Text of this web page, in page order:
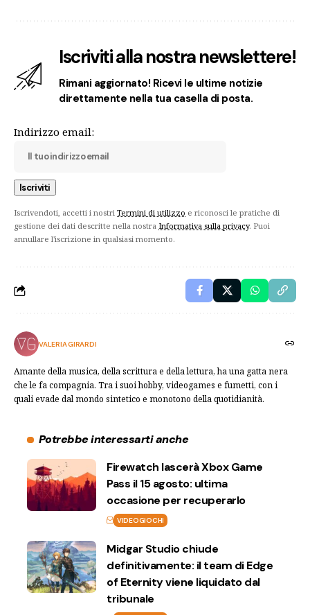
Iscriviti alla nostra newslettere!
Rimani aggiornato! Ricevi le ultime notizie
direttamente nella tua casella di posta.
Indirizzo email:
Iscrivendoti, accetti i nostri Termini di utilizzo e riconosci le pratiche di
gestione dei dati descritte nella nostra Informativa sulla privacy. Puoi
annullare l'iscrizione in qualsiasi momento.
VALERIA GIRARDI
Amante della musica, della scrittura e della lettura, ha una gatta nera
che le fa compagnia. Tra i suoi hobby, videogames e fumetti, con i
quali evade dal mondo sintetico e monotono della quotidianità.
Potrebbe interessarti anche
Firewatch lascerà Xbox Game
Pass il 15 agosto: ultima
occasione per recuperarlo
VIDEOGIOCHI
Midgar Studio chiude
definitivamente: il team di Edge
of Eternity viene liquidato dal
tribunale